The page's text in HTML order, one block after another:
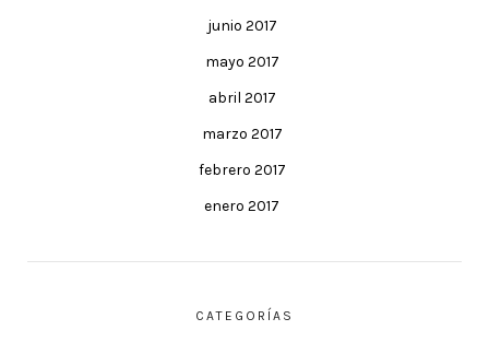
junio 2017
mayo 2017
abril 2017
marzo 2017
febrero 2017
enero 2017
CATEGORÍAS